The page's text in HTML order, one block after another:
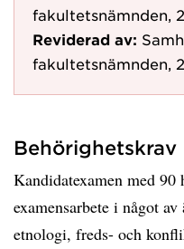
fakultetsnämnden,
Reviderad av:
fakultetsnämnden,
Behörighetskrav
Kandidatexamen med 90
examensarbete i något
etnologi, freds- och